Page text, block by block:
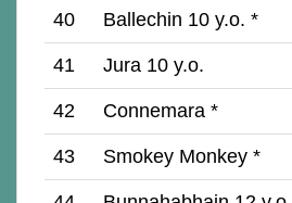
40 Ballechin 10 y.o. *
41 Jura 10 y.o.
42 Connemara *
43 Smokey Monkey *